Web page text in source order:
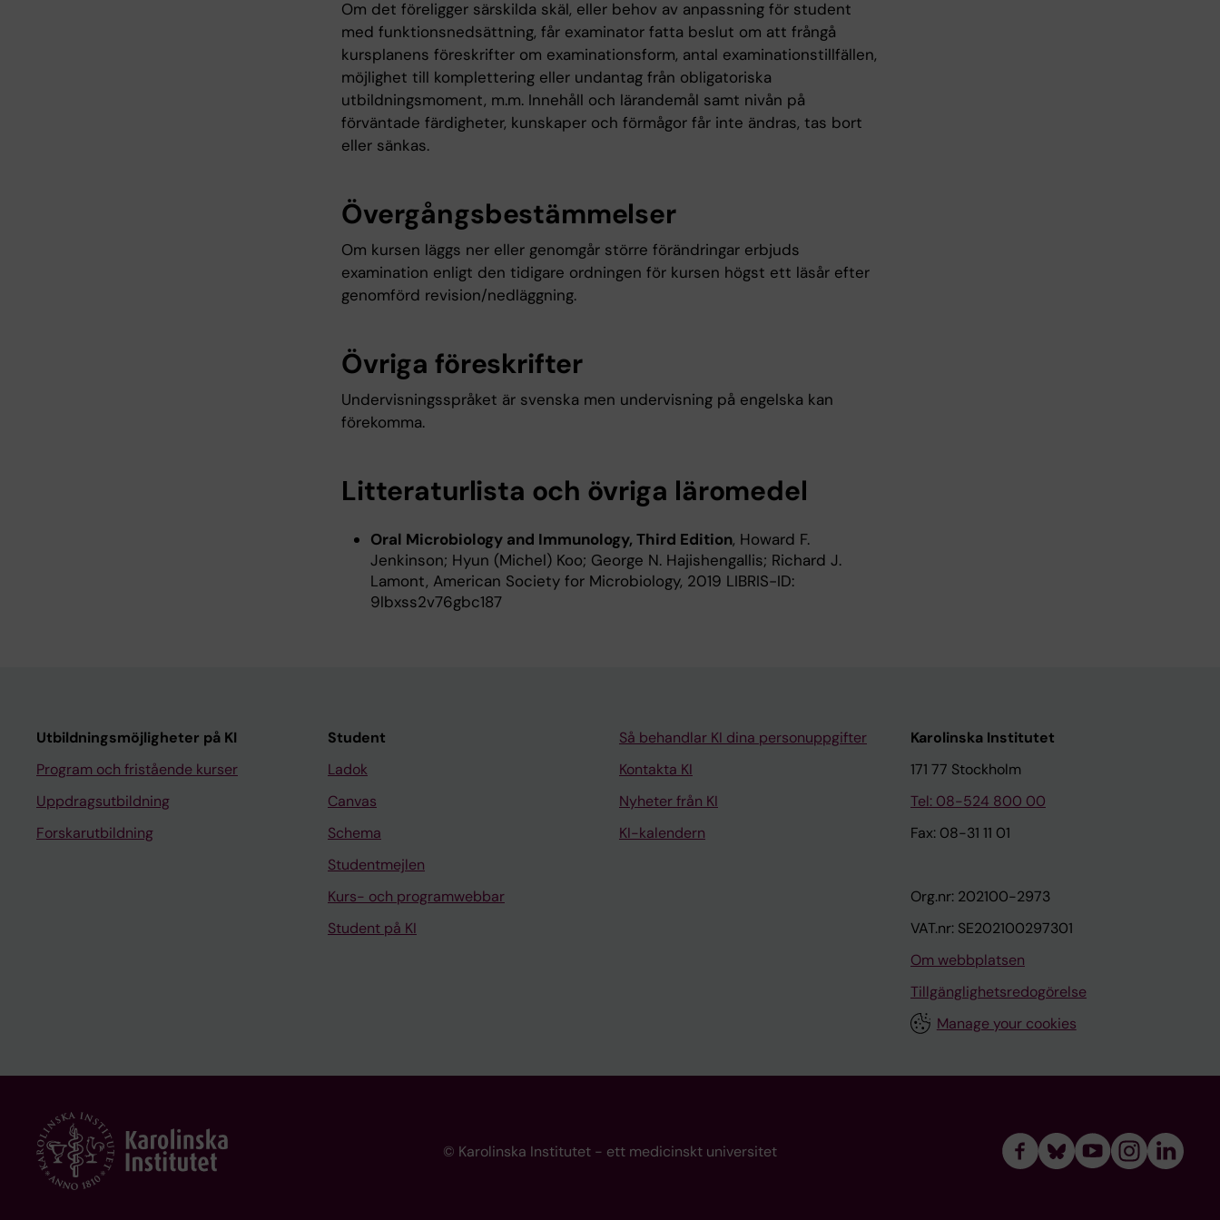
Om det föreligger särskilda skäl, eller behov av anpassning för student
med funktionsnedsättning, får examinator fatta beslut om att frångå
kursplanens föreskrifter om examinationsform, antal examinationstillfällen,
möjlighet till komplettering eller undantag från obligatoriska
utbildningsmoment, m.m. Innehåll och lärandemål samt nivån på
förväntade färdigheter, kunskaper och förmågor får inte ändras, tas bort
eller sänkas.
Övergångsbestämmelser
Om kursen läggs ner eller genomgår större förändringar erbjuds
examination enligt den tidigare ordningen för kursen högst ett läsår efter
genomförd revision/nedläggning.
Övriga föreskrifter
Undervisningsspråket är svenska men undervisning på engelska kan
förekomma.
Litteraturlista och övriga läromedel
Oral Microbiology and Immunology, Third Edition, Howard F.
Jenkinson; Hyun (Michel) Koo; George N. Hajishengallis; Richard J.
Lamont, American Society for Microbiology, 2019 LIBRIS-ID:
9lbxss2v76gbc187
Utbildningsmöjligheter på KI
Program och fristående kurser
Uppdragsutbildning
Forskarutbildning
Student
Ladok
Canvas
Schema
Studentmejlen
Kurs- och programwebbar
Student på KI
Så behandlar KI dina personuppgifter
Kontakta KI
Nyheter från KI
KI-kalendern
Karolinska Institutet
171 77 Stockholm
Tel: 08-524 800 00
Fax: 08-31 11 01
Org.nr: 202100-2973
VAT.nr: SE202100297301
Om webbplatsen
Tillgänglighetsredogörelse
Manage your cookies
© Karolinska Institutet - ett medicinskt universitet